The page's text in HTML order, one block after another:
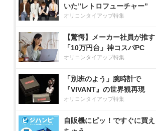
いた”レトロフューチャー”
オリコンタイアップ特集
【驚愕】メーカー社員が推す
「10万円台」神コスパPC
オリコンタイアップ特集
「別班のよう」腕時計で
『VIVANT』の世界観再現
オリコンタイアップ特集
自販機にピッ！ですぐに買え